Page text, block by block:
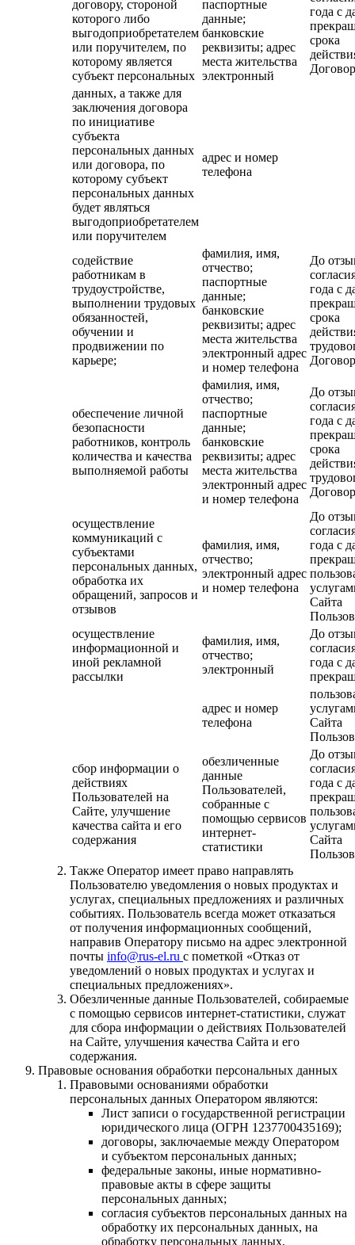
договору, стороной
которого либо
выгодоприобретателем
или поручителем, по
которому является
субъект персональных
паспортные
данные;
банковские
реквизиты; адрес
места жительства
электронный
года с
срока
данных, а также для
заключения договора
по инициативе
субъекта
персональных данных
или договора, по
которому субъект
персональных данных
будет являться
выгодоприобретателем
или поручителем
адрес и номер
телефона
содействие
работникам в
трудоустройстве,
выполнении трудовых
обязанностей,
обучении и
продвижении по
карьере;
фамилия, имя,
отчество;
паспортные
данные;
банковские
реквизиты; адрес
места жительства
электронный адрес
и номер телефона
До
года с
срока
обеспечение личной
безопасности
работников, контроль
количества и качества
выполняемой работы
фамилия, имя,
отчество;
паспортные
данные;
банковские
реквизиты; адрес
места жительства
электронный адрес
и номер телефона
До
года с
срока
осуществление
коммуникаций с
субъектами
персональных данных,
обработка их
обращений, запросов и
отзывов
фамилия, имя,
отчество;
электронный адрес
и номер телефона
До
года с
Сайта
осуществление
информационной и
иной рекламной
рассылки
фамилия, имя,
отчество;
электронный
До
года с
адрес и номер
телефона
Сайта
сбор информации о
действиях
Пользователей на
Сайте, улучшение
качества сайта и его
содержания
обезличенные
данные
Пользователей,
собранные с
помощью сервисов
интернет-
статистики
До
года с
Сайта
Также Оператор имеет право направлять
Пользователю уведомления о новых продуктах и
услугах, специальных предложениях и различных
событиях. Пользователь всегда может отказаться
от получения информационных сообщений,
направив Оператору письмо на адрес электронной
почты info@rus-el.ru с пометкой «Отказ от
уведомлений о новых продуктах и услугах и
специальных предложениях».
Обезличенные данные Пользователей, собираемые
с помощью сервисов интернет-статистики, служат
для сбора информации о действиях Пользователей
на Сайте, улучшения качества Сайта и его
содержания.
Правовые основания обработки персональных данных
Правовыми основаниями обработки
персональных данных Оператором являются:
Лист записи о государственной регистрации
юридического лица (ОГРН 1237700435169);
договоры, заключаемые между Оператором
и субъектом персональных данных;
федеральные законы, иные нормативно-
правовые акты в сфере защиты
персональных данных;
согласия субъектов персональных данных на
обработку их персональных данных, на
обработку персональных данных,